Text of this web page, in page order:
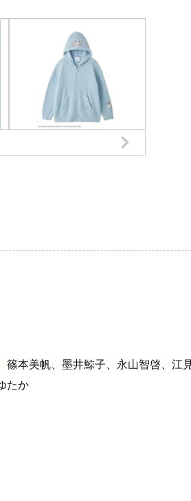
篠本美帆、墨井鯨子、永山智啓、江
たか